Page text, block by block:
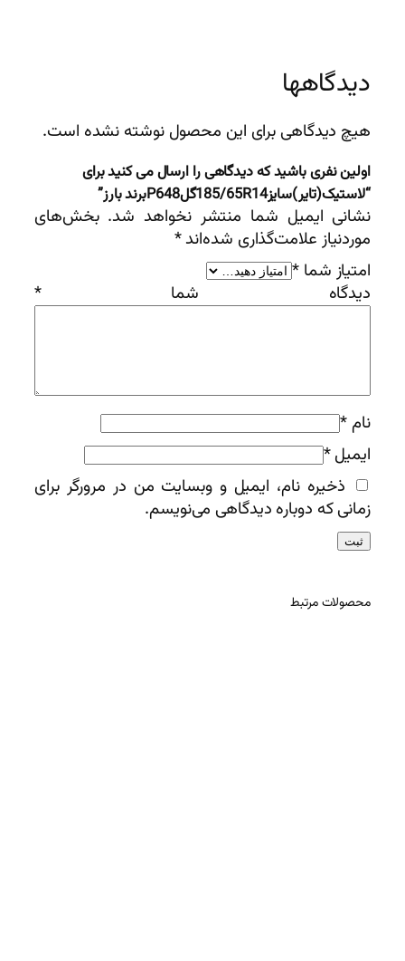
دیدگاهها
هیچ دیدگاهی برای این محصول نوشته نشده است.
اولین نفری باشید که دیدگاهی را ارسال می کنید برای
“لاستیک(تایر)سایز185/65R14گلP648برند بارز”
نشانی ایمیل شما منتشر نخواهد شد. بخش‌های
موردنیاز علامت‌گذاری شده‌اند*
امتیاز شما *
دیدگاه شما*
نام*
ایمیل*
ذخیره نام، ایمیل و وبسایت من در مرورگر برای
زمانی که دوباره دیدگاهی می‌نویسم.
محصولات مرتبط